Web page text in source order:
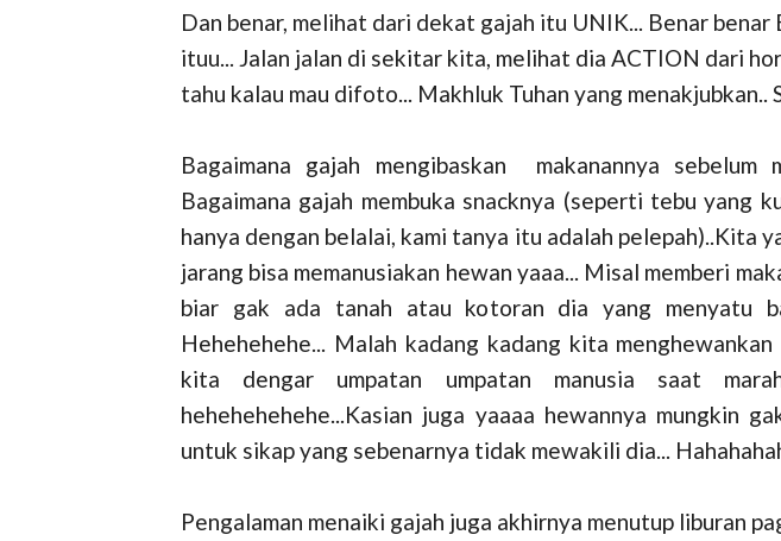
Dan benar, melihat dari dekat gajah itu UNIK... Benar benar
ituu... Jalan jalan di sekitar kita, melihat dia ACTION dari
tahu kalau mau difoto... Makhluk Tuhan yang menakjubkan..
Bagaimana gajah mengibaskan makanannya sebelum
Bagaimana gajah membuka snacknya (seperti tebu yang
hanya dengan belalai, kami tanya itu adalah pelepah)..Kita
jarang bisa memanusiakan hewan yaaa... Misal memberi
biar gak ada tanah atau kotoran dia yang menyatu
Hehehehehe... Malah kadang kadang kita menghewankan
kita dengar umpatan umpatan manusia saat
hehehehehehe...Kasian juga yaaaa hewannya mungkin
untuk sikap yang sebenarnya tidak mewakili dia...
Pengalaman menaiki gajah juga akhirnya menutup liburan